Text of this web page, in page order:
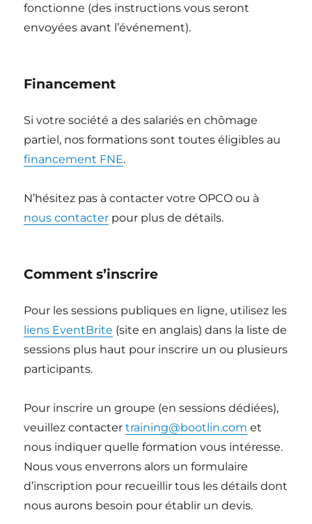
fonctionne (des instructions vous seront
envoyées avant l’événement).
Financement
Si votre société a des salariés en chômage
partiel, nos formations sont toutes éligibles au
financement FNE.
N’hésitez pas à contacter votre OPCO ou à
nous contacter pour plus de détails.
Comment s’inscrire
Pour les sessions publiques en ligne, utilisez les
liens EventBrite (site en anglais) dans la liste de
sessions plus haut pour inscrire un ou plusieurs
participants.
Pour inscrire un groupe (en sessions dédiées),
veuillez contactertraining@bootlin.com et
nous indiquer quelle formation vous intéresse.
Nous vous enverrons alors un formulaire
d’inscription pour recueillir tous les détails dont
nous aurons besoin pour établir un devis.